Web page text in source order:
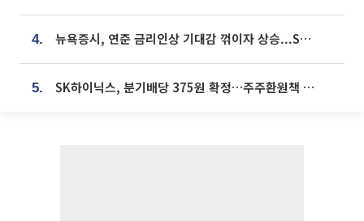
4. 뉴욕증시, 연준 금리인상 기대감 꺾이자 상승...S&P500 사상 최고치 [종합]
5. SK하이닉스, 분기배당 375원 확정…주주환원책 9월로 앞당겨 발표